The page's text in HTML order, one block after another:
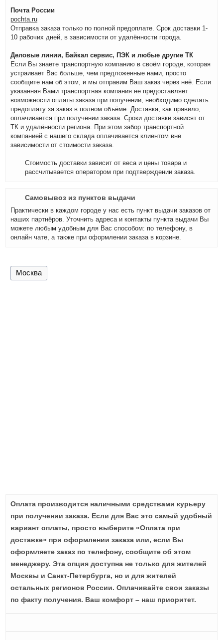
Почта России
pochta.ru
Отправка заказа только по полной предоплате. Срок доставки 1-
10 рабочих дней, в зависимости от удалённости города.
Деловые линии, Байкал сервис, ПЭК и любые другие ТК
Если Вы знаете транспортную компанию в своём городе, которая
устраивает Вас больше, чем предложенные нами, просто
сообщите нам об этом, и мы отправим Ваш заказ через неё. Если
указанная Вами транспортная компания не предоставляет
возможности оплаты заказа при получении, необходимо сделать
предоплату за заказ в полном объёме. Доставка, как правило,
оплачивается при получении заказа. Сроки доставки зависят от
ТК и удалённости региона. При этом забор транспортной
компанией с нашего склада оплачивается клиентом вне
зависимости от стоимости заказа.
Стоимость доставки зависит от веса и цены товара и
рассчитывается оператором при подтверждении заказа.
Самовывоз из пунктов выдачи
Практически в каждом городе у нас есть пункт выдачи заказов от
наших партнёров. Уточнить адреса и контакты пункта выдачи Вы
можете любым удобным для Вас способом: по телефону, в
онлайн чате, а также при оформлении заказа в корзине.
Москва
Оплата производится наличными средствами курьеру
при получении заказа. Если для Вас это самый удобный
вариант оплаты, просто выберите «Оплата при
доставке» при оформлении заказа или, если Вы
оформляете заказ по телефону, сообщите об этом
менеджеру. Эта опция доступна не только для жителей
Москвы и Санкт-Петербурга, но и для жителей
остальных регионов России. Оплачивайте свои заказы
по факту получения. Ваш комфорт – наш приоритет.